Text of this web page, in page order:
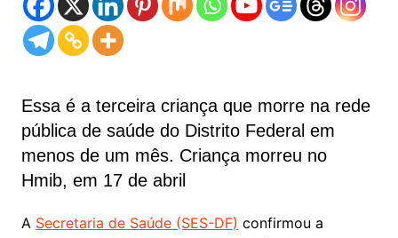
Essa é a terceira criança que morre na rede
pública de saúde do Distrito Federal em
menos de um mês. Criança morreu no
Hmib, em 17 de abril
A Secretaria de Saúde (SES-DF) confirmou a